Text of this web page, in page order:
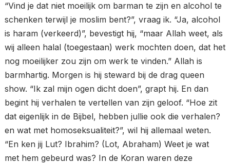
“Vind je dat niet moeilijk om barman te zijn en alcohol te
schenken terwijl je moslim bent?”, vraag ik. “Ja, alcohol
is haram (verkeerd)”, bevestigt hij, “maar Allah weet, als
wij alleen halal (toegestaan) werk mochten doen, dat het
nog moeilijker zou zijn om werk te vinden.” Allah is
barmhartig. Morgen is hij steward bij de drag queen
show. “Ik zal mijn ogen dicht doen”, grapt hij. En dan
begint hij verhalen te vertellen van zijn geloof. “Hoe zit
dat eigenlijk in de Bijbel, hebben jullie ook die verhalen?
en wat met homoseksualiteit?”, wil hij allemaal weten.
“En ken jij Lut? Ibrahim? (Lot, Abraham) Weet je wat
met hem gebeurd was? In de Koran waren deze